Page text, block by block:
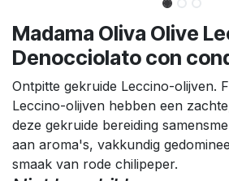
Madama Oliva Olive
Denocciolato con
Ontpitte gekruide Leccino-olijven.
Leccino-olijven hebben een
deze gekruide bereiding
aan aroma's, vakkundig
smaak van rode chilipeper.